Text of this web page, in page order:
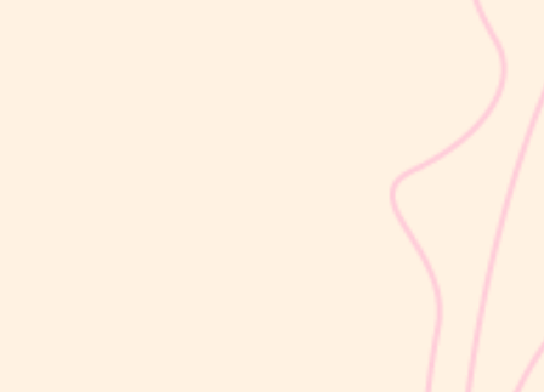
utama untuk menilai apakah tumbuh kembang si Kecil berjalan
optimal. Berbeda dengan berat badan yang bisa naik-turun dalam
waktu singkat, pertambahan tinggi badan cenderung berlangsung